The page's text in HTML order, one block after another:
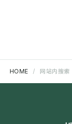
HOME 网站内搜索